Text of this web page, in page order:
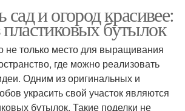
сад и огород красивее:
бутылок
не только место для выращивания
где можно реализовать
Одним из оригинальных и
украсить свой участок являются
бутылок. Такие поделки не